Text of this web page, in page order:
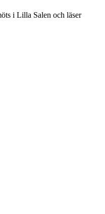
i Lilla Salen och läser